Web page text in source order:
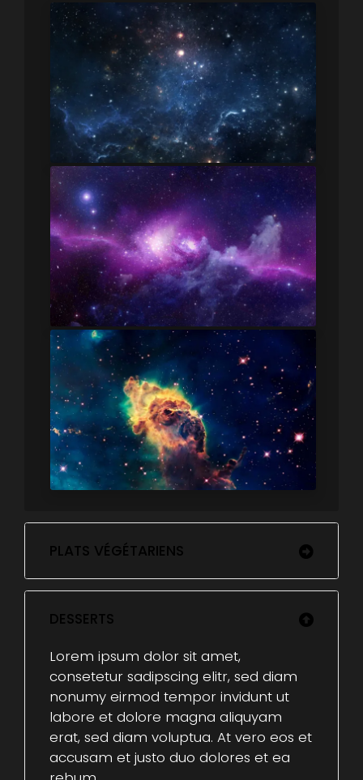
PLATS VÉGÉTARIENS
DESSERTS
Lorem ipsum dolor sit amet,
consetetur sadipscing elitr, sed diam
nonumy eirmod tempor invidunt ut
labore et dolore magna aliquyam
erat, sed diam voluptua. At vero eos et
accusam et justo duo dolores et ea